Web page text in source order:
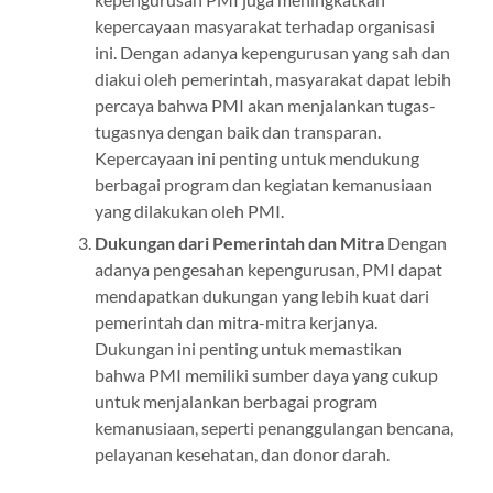
kepercayaan masyarakat terhadap organisasi
ini. Dengan adanya kepengurusan yang sah dan
diakui oleh pemerintah, masyarakat dapat lebih
percaya bahwa PMI akan menjalankan tugas-
tugasnya dengan baik dan transparan.
Kepercayaan ini penting untuk mendukung
berbagai program dan kegiatan kemanusiaan
yang dilakukan oleh PMI.
Dukungan dari Pemerintah dan MitraDengan
adanya pengesahan kepengurusan, PMI dapat
mendapatkan dukungan yang lebih kuat dari
pemerintah dan mitra-mitra kerjanya.
Dukungan ini penting untuk memastikan
bahwa PMI memiliki sumber daya yang cukup
untuk menjalankan berbagai program
kemanusiaan, seperti penanggulangan bencana,
pelayanan kesehatan, dan donor darah.